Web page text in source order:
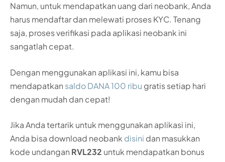
Namun, untuk mendapatkan uang dari neobank, Anda
harus mendaftar dan melewati proses KYC. Tenang
saja, proses verifikasi pada aplikasi neobank ini
sangatlah cepat.
Dengan menggunakan aplikasi ini, kamu bisa
mendapatkan saldo DANA 100 ribu gratis setiap hari
dengan mudah dan cepat!
Jika Anda tertarik untuk menggunakan aplikasi ini,
Anda bisa download neobankdisini dan masukkan
kode undangan RVL232 untuk mendapatkan bonus